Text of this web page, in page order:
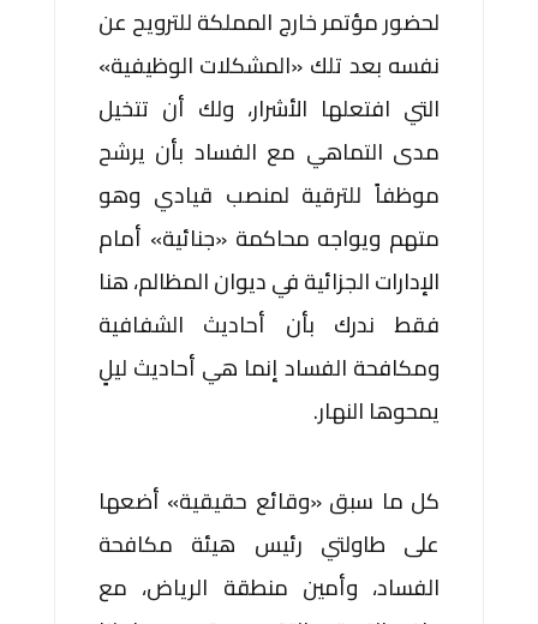
لحضور مؤتمر خارج المملكة للترويح عن
نفسه بعد تلك «المشكلات الوظيفية»
التي افتعلها الأشرار، ولك أن تتخيل
مدى التماهي مع الفساد بأن يرشح
موظفاً للترقية لمنصب قيادي وهو
متهم ويواجه محاكمة «جنائية» أمام
الإدارات الجزائية في ديوان المظالم، هنا
فقط ندرك بأن أحاديث الشفافية
ومكافحة الفساد إنما هي أحاديث ليلٍ
يمحوها النهار.
كل ما سبق «وقائع حقيقية» أضعها
على طاولتي رئيس هيئة مكافحة
الفساد، وأمين منطقة الرياض، مع